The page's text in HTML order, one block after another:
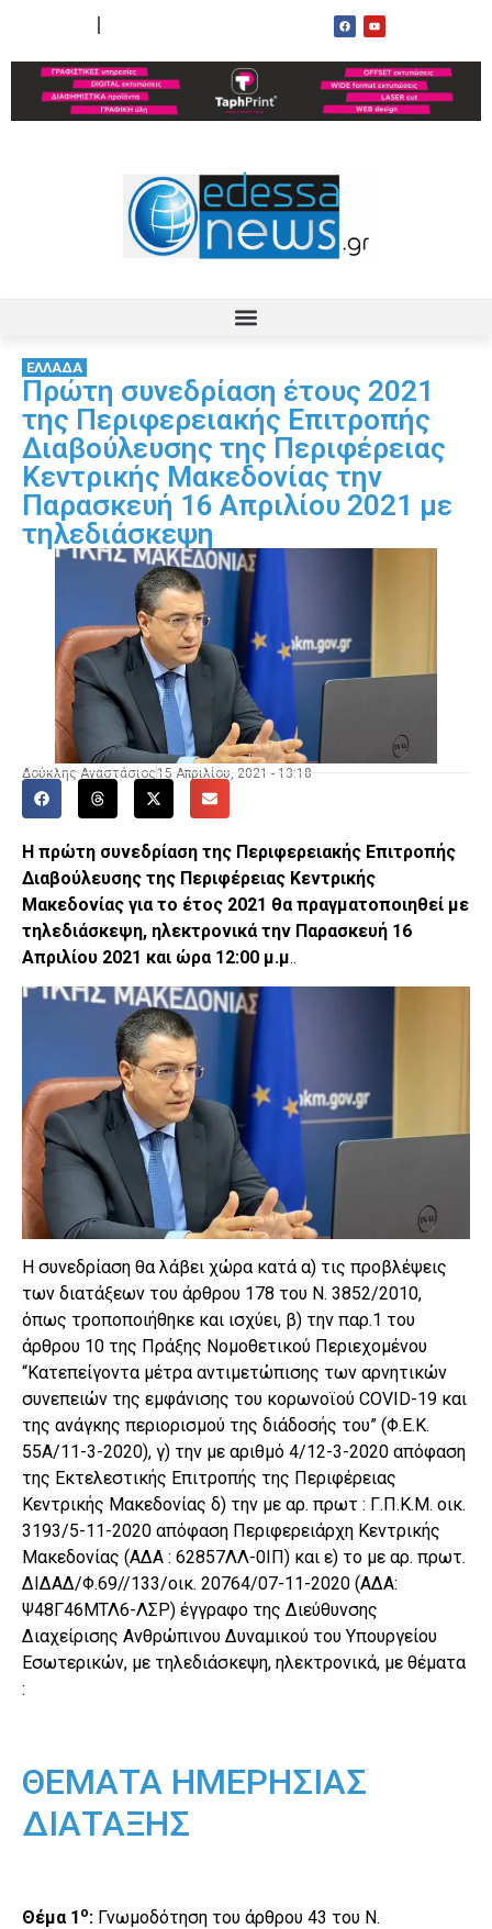
ΕΛΛΑΔΑ
Πρώτη συνεδρίαση έτους 2021
της Περιφερειακής Επιτροπής
Διαβούλευσης της Περιφέρειας
Κεντρικής Μακεδονίας την
Παρασκευή 16 Απριλίου 2021 με
τηλεδιάσκεψη
Δούκλης Αναστάσιος 15 Απριλίου, 2021 - 13:18
Η πρώτη συνεδρίαση της Περιφερειακής Επιτροπής
Διαβούλευσης της Περιφέρειας Κεντρικής
Μακεδονίας για το έτος 2021 θα πραγματοποιηθεί με
τηλεδιάσκεψη, ηλεκτρονικά την Παρασκευή 16
Απριλίου 2021 και ώρα 12:00 μ.μ..
Η συνεδρίαση θα λάβει χώρα κατά α) τις προβλέψεις
των διατάξεων του άρθρου 178 του Ν. 3852/2010,
όπως τροποποιήθηκε και ισχύει, β) την παρ.1 του
άρθρου 10 της Πράξης Νομοθετικού Περιεχομένου
“Κατεπείγοντα μέτρα αντιμετώπισης των αρνητικών
συνεπειών της εμφάνισης του κορωνοϊού COVID-19 και
της ανάγκης περιορισμού της διάδοσής του” (Φ.Ε.Κ.
55Α/11-3-2020), γ) την με αριθμό 4/12-3-2020 απόφαση
της Εκτελεστικής Επιτροπής της Περιφέρειας
Κεντρικής Μακεδονίας δ) την με αρ. πρωτ : Γ.Π.Κ.Μ. οικ.
3193/5-11-2020 απόφαση Περιφερειάρχη Κεντρικής
Μακεδονίας (ΑΔΑ : 62857ΛΛ-0ΙΠ) και ε) το με αρ. πρωτ.
ΔΙΔΑΔ/Φ.69//133/οικ. 20764/07-11-2020 (ΑΔΑ:
Ψ48Γ46ΜΤΛ6-ΛΣΡ) έγγραφο της Διεύθυνσης
Διαχείρισης Ανθρώπινου Δυναμικού του Υπουργείου
Εσωτερικών, με τηλεδιάσκεψη, ηλεκτρονικά, με θέματα
:
ΘΕΜΑΤΑ ΗΜΕΡΗΣΙΑΣ
ΔΙΑΤΑΞΗΣ
Θέμα 1 ο: Γνωμοδότηση του άρθρου 43 του Ν.